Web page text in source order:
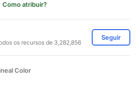
Como atribuir?
os recursos de 3,282,856
Seguir
Color